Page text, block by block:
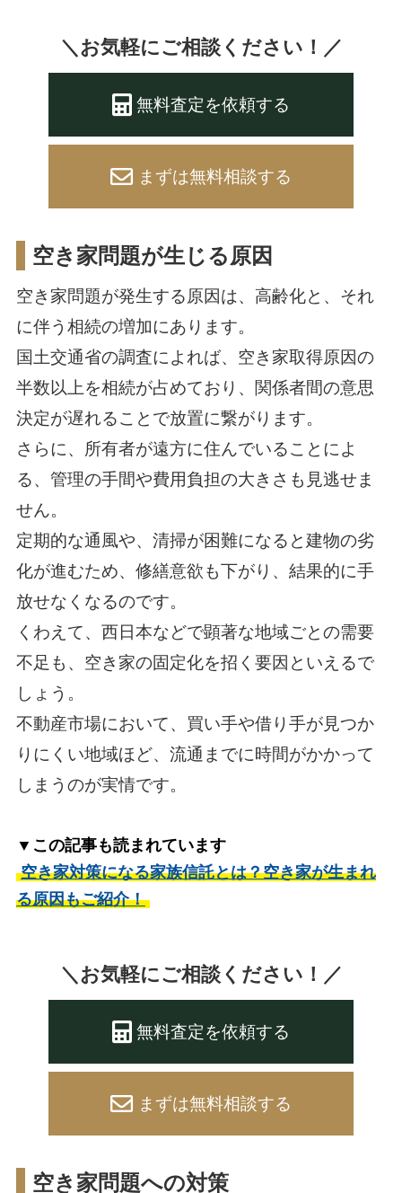
＼お気軽にご相談ください！／
無料査定を依頼する
まずは無料相談する
空き家問題が生じる原因
空き家問題が発生する原因は、高齢化と、それ
に伴う相続の増加にあります。
国土交通省の調査によれば、空き家取得原因の
半数以上を相続が占めており、関係者間の意思
決定が遅れることで放置に繋がります。
さらに、所有者が遠方に住んでいることによ
る、管理の手間や費用負担の大きさも見逃せま
せん。
定期的な通風や、清掃が困難になると建物の劣
化が進むため、修繕意欲も下がり、結果的に手
放せなくなるのです。
くわえて、西日本などで顕著な地域ごとの需要
不足も、空き家の固定化を招く要因といえるで
しょう。
不動産市場において、買い手や借り手が見つか
りにくい地域ほど、流通までに時間がかかって
しまうのが実情です。
▼この記事も読まれています
空き家対策になる家族信託とは？空き家が生まれ
る原因もご紹介！
＼お気軽にご相談ください！／
無料査定を依頼する
まずは無料相談する
空き家問題への対策